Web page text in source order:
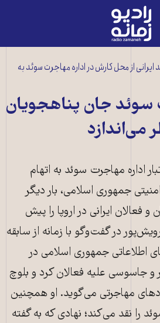
رادیو
زمانه
به
از محل کارش در اداره مهاجرت سوئد به
سوئد جان پناهجویان
می‌اندازد
اداره مهاجرت سوئد به اتهام
جمهوری اسلامی، بار دیگر
فعالان ایرانی در اروپا را پیش
در گفت‌وگو با زمانه از سابقه
اطلاعاتی جمهوری اسلامی در
و جاسوسی علیه فعالان کرد و بلوچ
مهاجرتی می‌گوید. او همچنین
را نقد می‌کند؛ نهادی که به گفته